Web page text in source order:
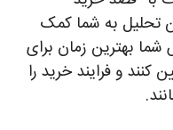
تحلیل به شما کمک
بهترین زمان برای
کنند و فرایند خرید را